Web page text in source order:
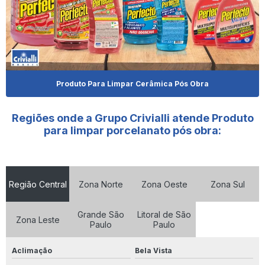
Fornecedor De Produto Limpa Alumínio
Fornecedor De Produtos De Limpeza
Fornecedor De Shampoo Para Pet
Fornecedor De Shampoo Para Pet O Paraná
Limpa Aluminio 500ml
Produto Para Limpar Cerâmica Pós Obra
Regiões onde a Grupo Crivialli atende Produto
para limpar porcelanato pós obra:
Região Central Zona Norte Zona Oeste Zona Sul
Zona Leste
Grande São
Paulo
Litoral de São
Paulo
Aclimação Bela Vista